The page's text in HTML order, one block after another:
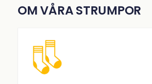
OM VÅRA STRUMPOR